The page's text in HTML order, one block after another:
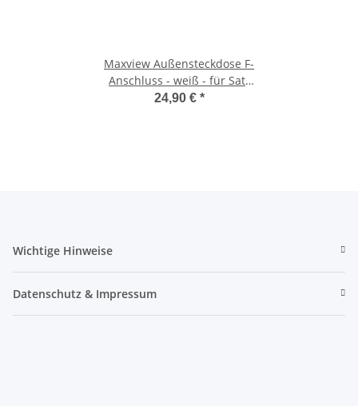
Maxview Außensteckdose F-
Anschluss - weiß - für Sat-
Antenne - B2020
24,90 € *
Wichtige Hinweise
Datenschutz & Impressum